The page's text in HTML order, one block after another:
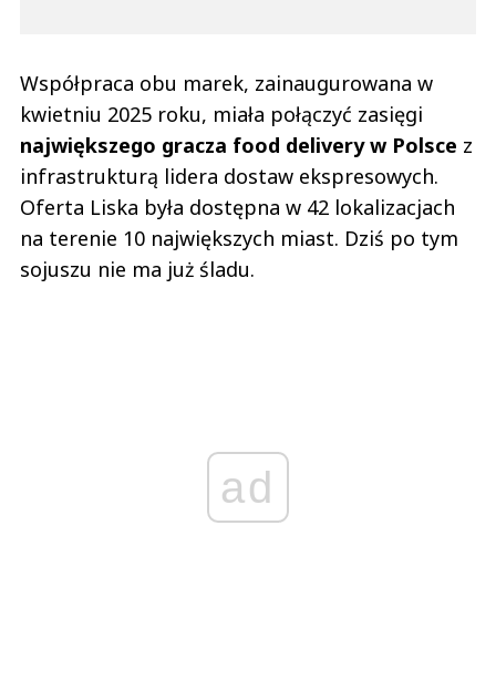
Współpraca obu marek, zainaugurowana w
kwietniu 2025 roku, miała połączyć zasięgi
największego gracza food delivery w Polsce z
infrastrukturą lidera dostaw ekspresowych.
Oferta Liska była dostępna w 42 lokalizacjach
na terenie 10 największych miast. Dziś po tym
sojuszu nie ma już śladu.
ad